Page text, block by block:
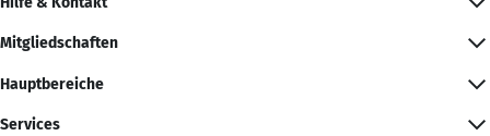
Mitgliedschaften
Hauptbereiche
Services